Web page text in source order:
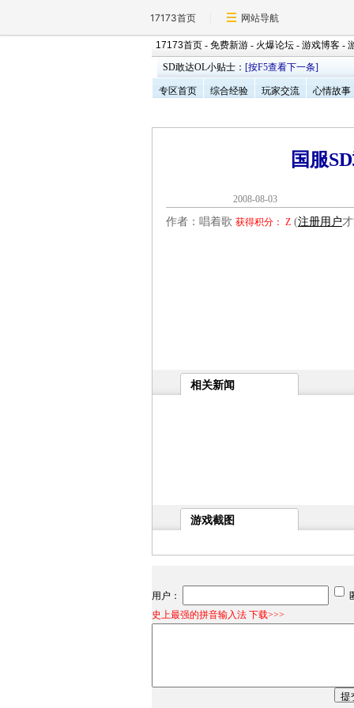
17173首页 网站导航
17173首页 - 免费新游 - 火爆论坛 - 游戏博客 -
SD敢达OL小贴士： [按F5查看下一条]
专区首页 综合经验 玩家交流 心情故事
国服
2008-08-
作者：唱着歌 获得积分： Z (注册用户
相关新闻
游戏截图
用户：
史上最强的拼音输入法 下载>>>